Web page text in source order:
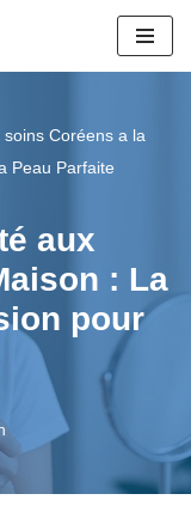
Coréens a la
Peau Parfaite
aux
: La
pour